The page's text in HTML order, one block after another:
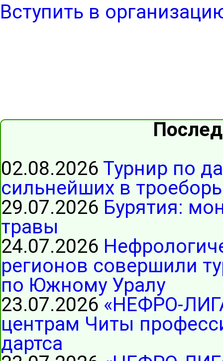
Вступить в
02.08.2026 Турнир по
сильнейших в
29.07.2026 Бурятия:
травы
24.07.2026
регионов совершили
по Южному Уралу
23.07.2026 «НЕФРО-
центрам Читы
дартса